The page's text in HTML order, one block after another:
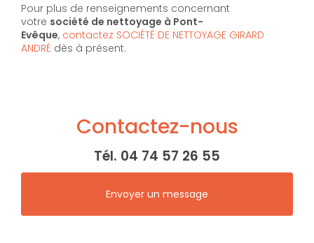
Pour plus de renseignements concernant
votre société de nettoyage à Pont-
Evêque, contactez SOCIÉTÉ DE NETTOYAGE GIRARD
ANDRÉ dès à présent.
Contactez-nous
Tél. 04 74 57 26 55
Envoyer un message